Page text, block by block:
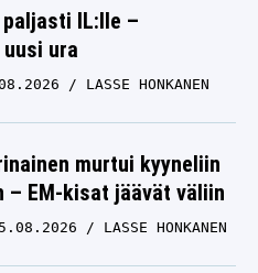
paljasti IL:lle –
ura
LASSE HONKANEN
murtui kyyneliin
– EM-kisat jäävät väliin
LASSE HONKANEN